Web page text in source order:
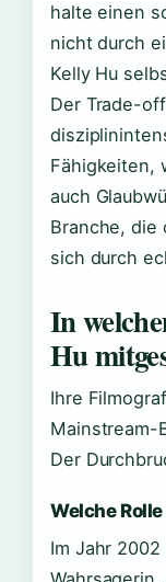
halte einen
nicht durch
Kelly Hu
Der Trade-
Fähigkeiten,
auch
Branche, die
sich durch
In
Hu
Ihre
Mainstream-
Der
Welche
Im Jahr